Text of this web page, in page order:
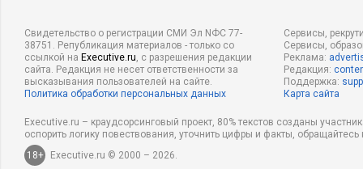
Свидетельство о регистрации СМИ Эл NФС 77-
38751. Републикация материалов - только со
ссылкой на Executive.ru, с разрешения редакции
сайта. Редакция не несет ответственности за
высказывания пользователей на сайте.
Политика обработки персональных данных
Сервисы,
Сервисы,
Реклама:
Редакция:
Поддержка:
Карта сайта
Executive.ru – краудсорсинговый проект, 80% текстов созданы
оспорить логику повествования, уточнить цифры и факты,
18+
Executive.ru © 2000 – 2026.